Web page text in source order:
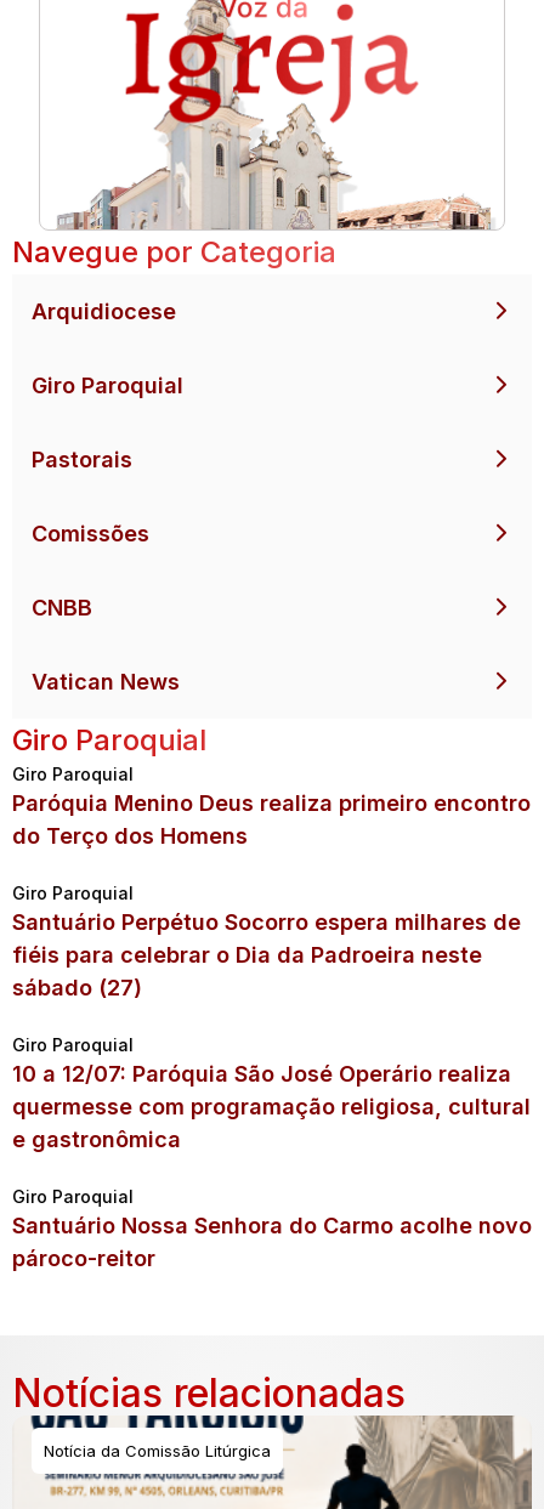
Navegue por Categoria
Arquidiocese
Giro Paroquial
Pastorais
Comissões
CNBB
Vatican News
Giro Paroquial
Giro Paroquial
Paróquia Menino Deus realiza primeiro encontro
do Terço dos Homens
Giro Paroquial
Santuário Perpétuo Socorro espera milhares de
fiéis para celebrar o Dia da Padroeira neste
sábado (27)
Giro Paroquial
10 a 12/07: Paróquia São José Operário realiza
quermesse com programação religiosa, cultural
e gastronômica
Giro Paroquial
Santuário Nossa Senhora do Carmo acolhe novo
pároco-reitor
Notícias relacionadas
Notícia da Comissão Litúrgica